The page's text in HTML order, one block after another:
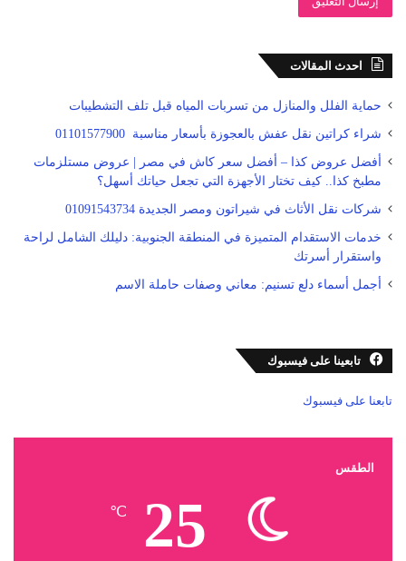
احدث المقالات
حماية الفلل والمنازل من تسربات المياه قبل تلف التشطيبات
شراء كراتين نقل عفش بالعجوزة بأسعار مناسبة 01101577900
أفضل عروض كذا – أفضل سعر كاش في مصر | عروض مستلزمات
مطبخ كذا.. كيف تختار الأجهزة التي تجعل حياتك أسهل؟
شركات نقل الأثاث في شيراتون ومصر الجديدة 01091543734
خدمات الاستقدام المتميزة في المنطقة الجنوبية: دليلك الشامل لراحة
واستقرار أسرتك
أجمل أسماء دلع تسنيم: معاني وصفات حاملة الاسم
تابعينا على فيسبوك
تابعنا على فيسبوك
الطقس
25
℃